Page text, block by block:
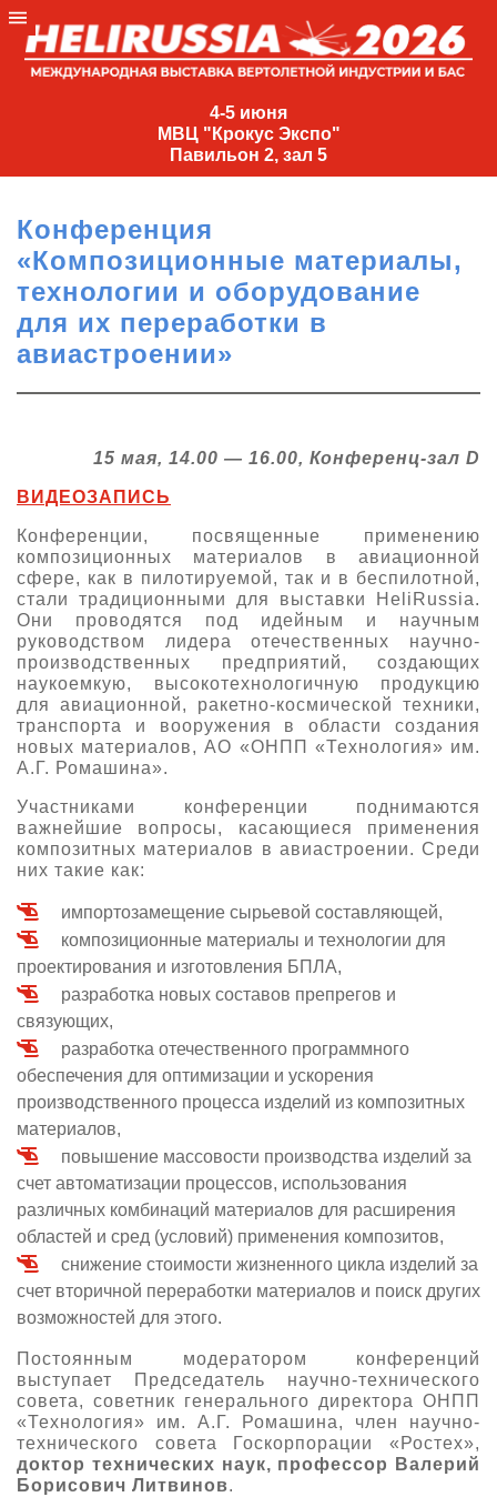
4-5 июня
МВЦ "Крокус Экспо"
Павильон 2, зал 5
4-
МВЦ
Экспо"
Павильон
2,
зал
5
+7
О выставке
Партнеры выставки
Крокус Экспо
Даты будущих выставок
Документы
Контакты
Для участников
Заявка на участие
Заочное участие
Прилет на выставку
Для посетителей
Место проведения HeliRussia
Схема проезда
Правила доступа и пребывания Крокус Экспо
Для СМИ
Аккредитация прессы
Условия инфопартнёрства
Положение об аккредитации
Публикации о выставке
Пресс-релизы
Архив
Конференция
«Композиционные материалы,
технологии и оборудование
для их переработки в
авиастроении»
15 мая, 14.00 — 16.00, Конференц-зал D
ВИДЕОЗАПИСЬ
Конференции, посвященные применению
композиционных материалов в авиационной
сфере, как в пилотируемой, так и в беспилотной,
стали традиционными для выставки HeliRussia.
Они проводятся под идейным и научным
руководством лидера отечественных научно-
производственных предприятий, создающих
наукоемкую, высокотехнологичную продукцию
для авиационной, ракетно-космической техники,
транспорта и вооружения в области создания
новых материалов, АО «ОНПП «Технология» им.
А.Г. Ромашина».
Участниками конференции поднимаются
важнейшие вопросы, касающиеся применения
композитных материалов в авиастроении. Среди
них такие как:
импортозамещение сырьевой составляющей,
композиционные материалы и технологии для
проектирования и изготовления БПЛА,
разработка новых составов препрегов и
связующих,
разработка отечественного программного
обеспечения для оптимизации и ускорения
производственного процесса изделий из композитных
материалов,
повышение массовости производства изделий за
счет автоматизации процессов, использования
различных комбинаций материалов для расширения
областей и сред (условий) применения композитов,
снижение стоимости жизненного цикла изделий за
счет вторичной переработки материалов и поиск других
возможностей для этого.
Постоянным модератором конференций
выступает Председатель научно-технического
совета, советник генерального директора ОНПП
«Технология» им. А.Г. Ромашина, член научно-
технического совета Госкорпорации «Ростех»,
доктор технических наук, профессор Валерий
Борисович Литвинов.